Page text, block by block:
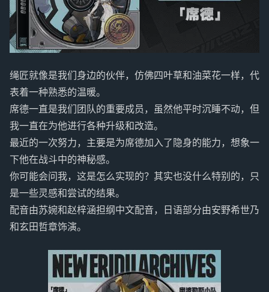
绳匠就像是我们身边的伙伴，仿佛四叶草和油菜花一样，代
表着一种熟悉的温暖。
席德一直是我们团队的重要成员，虽然他平时沉睡不动，但
我一直在为他进行各种升级和改造。
最近的一次努力，主要是为席德加入了隐身的能力，想象一
下他在战斗中的神秘感。
你可能会问我，这是怎么实现的？其实也没什么特别的，只
是一些灵感和尝试的结果。
配音由苏婉和赵梓涵担纲中文配音，日语部分由安野希世乃
和玄田哲章饰演。